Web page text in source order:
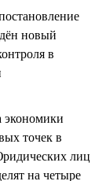
новый
в
экономики
точек в
лиц
на четыре